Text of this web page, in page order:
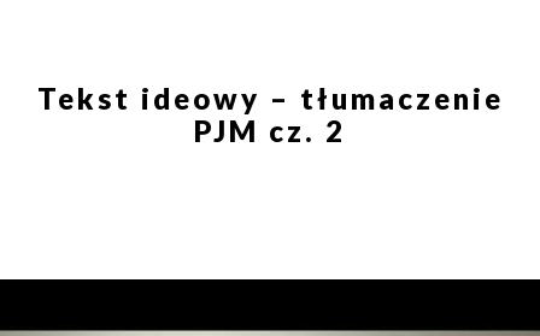
Tekst ideowy – tłumaczenie
PJM cz. 2